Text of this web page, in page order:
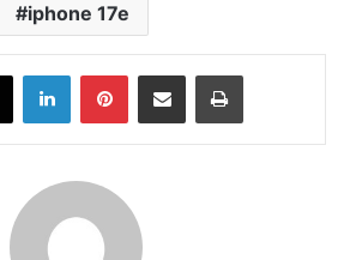
iphone 17e
X LinkedInPinterestShare via Email Print